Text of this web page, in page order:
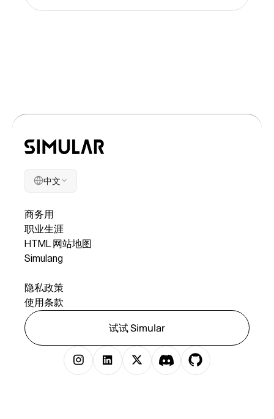
中文
商务用
职业生涯
HTML 网站地图
Simulang
隐私政策
使用条款
试试 Simular